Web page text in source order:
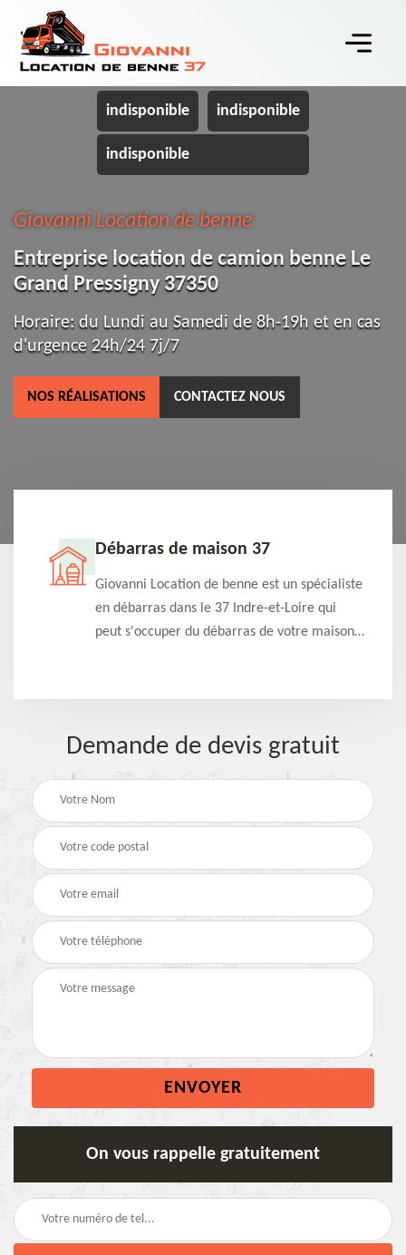
indisponible indisponible
indisponible
Giovanni Location de benne
Entreprise location de camion benne Le
Grand Pressigny 37350
Horaire: du Lundi au Samedi de 8h-19h et en cas
d'urgence 24h/24 7j/7
NOS RÉALISATIONS CONTACTEZ NOUS
Débarras de maison 37
Giovanni Location de benne est un spécialiste
en débarras dans le 37 Indre-et-Loire qui
peut s'occuper du débarras de votre maison
Demande de devis gratuit
On vous rappelle gratuitement